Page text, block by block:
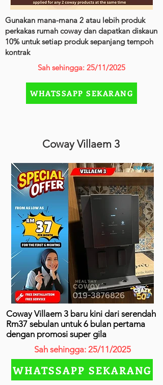
Gunakan mana-mana 2 atau lebih produk
perkakas rumah coway dan dapatkan diskaun
10% untuk setiap produk sepanjang tempoh
kontrak
Sah sehingga: 25/11/2025
WHATSSAPP SEKARANG
Coway Villaem 3
Coway Villaem 3 baru kini dari serendah
Rm37 sebulan untuk 6 bulan pertama
dengan promosi super gila
Sah sehingga: 25/11/2025
WHATSSAPP SEKARANG